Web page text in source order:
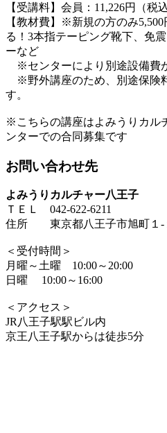
【受講料】会員：11,226円（税
【教材費】※新規の方のみ
る！3本指テーピング靴下、免
ーなど
※センターにより別途設備費
※野外講座のため、別途保険
す。
※こちらの講座はよみうりカル
ンターでの合同募集です
お問い合わせ先
よみうりカルチャー八王子
ＴＥＬ 042-622-6211
住所 東京都八王子市旭町１-
＜受付時間＞
月曜～土曜 10:00～20:00
日曜 10:00～16:00
＜アクセス＞
JR八王子駅駅ビル内
京王八王子駅からは徒歩5分